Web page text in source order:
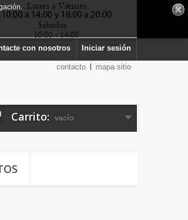
Iniciar sesión
con nosotros
contacto
mapa sitio
Carrito: vacío